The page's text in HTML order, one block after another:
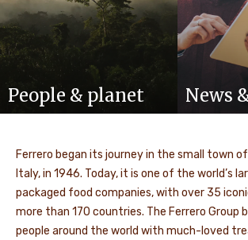
People & planet News
Ferrero began its journey in the small town
Italy, in 1946. Today, it is one of the world’s
packaged food companies, with over 35
more than 170 countries. The Ferrero Group
people around the world with much-loved